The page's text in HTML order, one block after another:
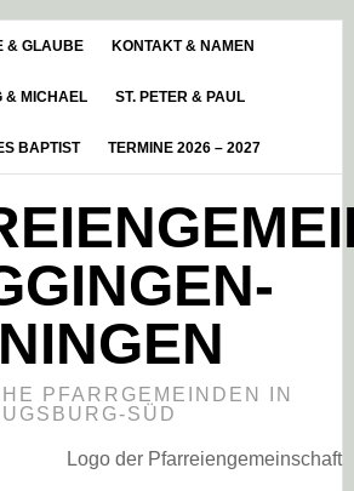
& GLAUBE KONTAKT & NAMEN
& MICHAEL ST. PETER & PAUL
BAPTIST TERMINE 2026 – 2027
PFARRGEMEINDEN IN
SÜD